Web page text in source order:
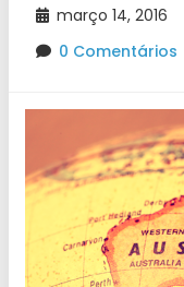
março 14, 2016
0 Comentários